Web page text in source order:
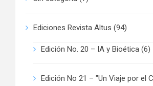
Ediciones Revista Altus (94)
Edición No. 20 – IA y Bioética (6)
Edición No 21 – "Un Viaje por el